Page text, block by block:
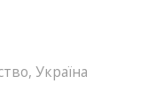
,Україна